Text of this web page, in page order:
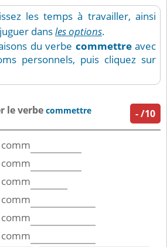
les temps à travailler, ainsi
dansles options.
du verbe commettreavec
personnels, puis cliquez sur
-/10
le verbe commettre
comm
comm
comm
comm
comm
comm